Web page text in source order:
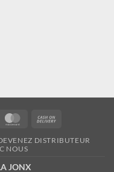
MasterCard
Delivery
DISTRIBUTEUR
NOUS
JONX